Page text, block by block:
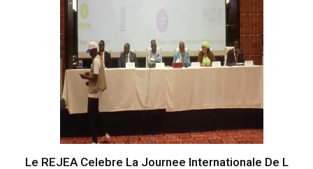
Le REJEA Celebre La Journee Internationale De L